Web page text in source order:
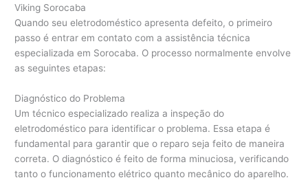
Viking Sorocaba
Quando seu eletrodoméstico apresenta defeito, o primeiro
passo é entrar em contato com a assistência técnica
especializada em Sorocaba. O processo normalmente envolve
as seguintes etapas:
Diagnóstico do Problema
Um técnico especializado realiza a inspeção do
eletrodoméstico para identificar o problema. Essa etapa é
fundamental para garantir que o reparo seja feito de maneira
correta. O diagnóstico é feito de forma minuciosa, verificando
tanto o funcionamento elétrico quanto mecânico do aparelho.